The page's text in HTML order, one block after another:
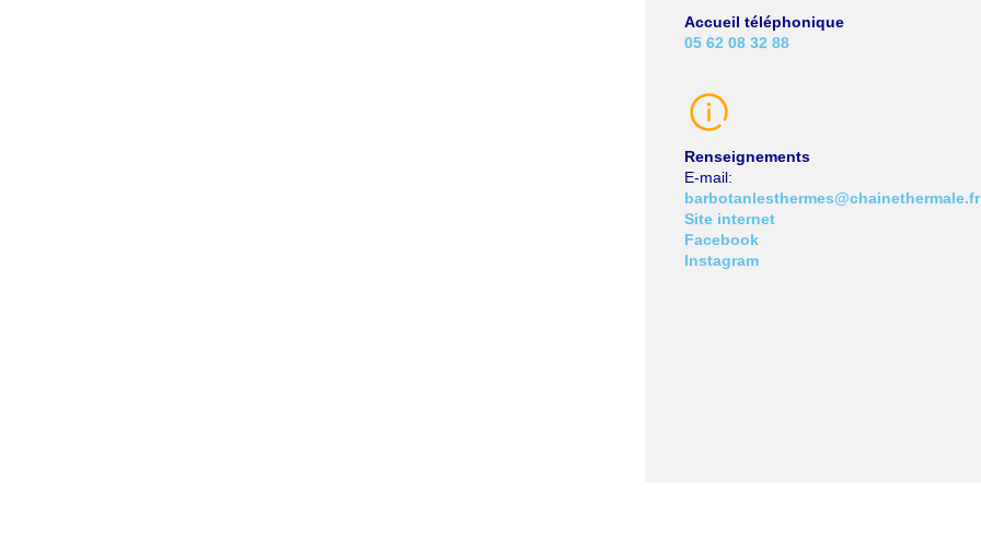
Accueil téléphonique
05 62 08 32 88
Renseignements
E-mail
barbotanlesthermes@chainethermale.fr
Site internet
Facebook
Instagram